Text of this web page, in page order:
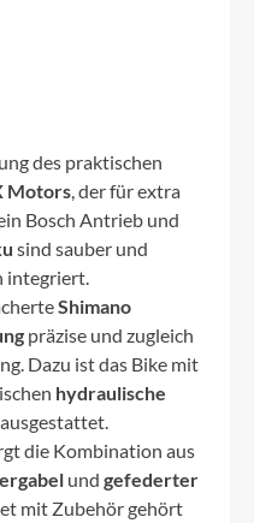
des praktischen
Motors, der für extra
Bosch Antrieb und
sind sauber und
integriert.
Shimano
präzise und zugleich
Dazu ist das Bike mit
hydraulische
ausgestattet.
die Kombination aus
und gefederter
mit Zubehör gehört